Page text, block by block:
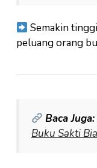
Semakin
peluang orang
Baca Juga:
Buku Sakti